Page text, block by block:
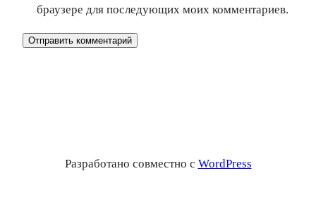
браузере для последующих моих комментариев.
Разработано совместно с WordPress